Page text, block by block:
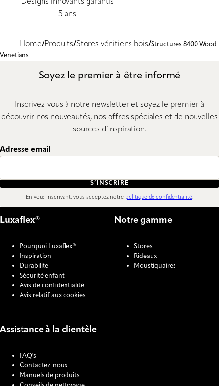
Designs innovants garantis
5 ans
Home Produits Stores vénitiens bois Structures 8400 Wood
Venetians
Soyez le premier à être informé
Inscrivez-vous à notre newsletter et soyez le premier à
découvrir nos nouveautés, nos offres spéciales et de nouvelles
sources d’inspiration.
Adresse email
S’INSCRIRE
En vous inscrivant, vous acceptez notre politique de confidentialité.
Luxaflex®
Pourquoi Luxaflex®
Inspiration
Durabilite
Sécurité enfant
Avis de confidentialité
Avis relatif aux cookies
Notre gamme
Stores
Rideaux
Moustiquaires
Assistance à la clientèle
FAQ's
Contactez-nous
Manuels de produits